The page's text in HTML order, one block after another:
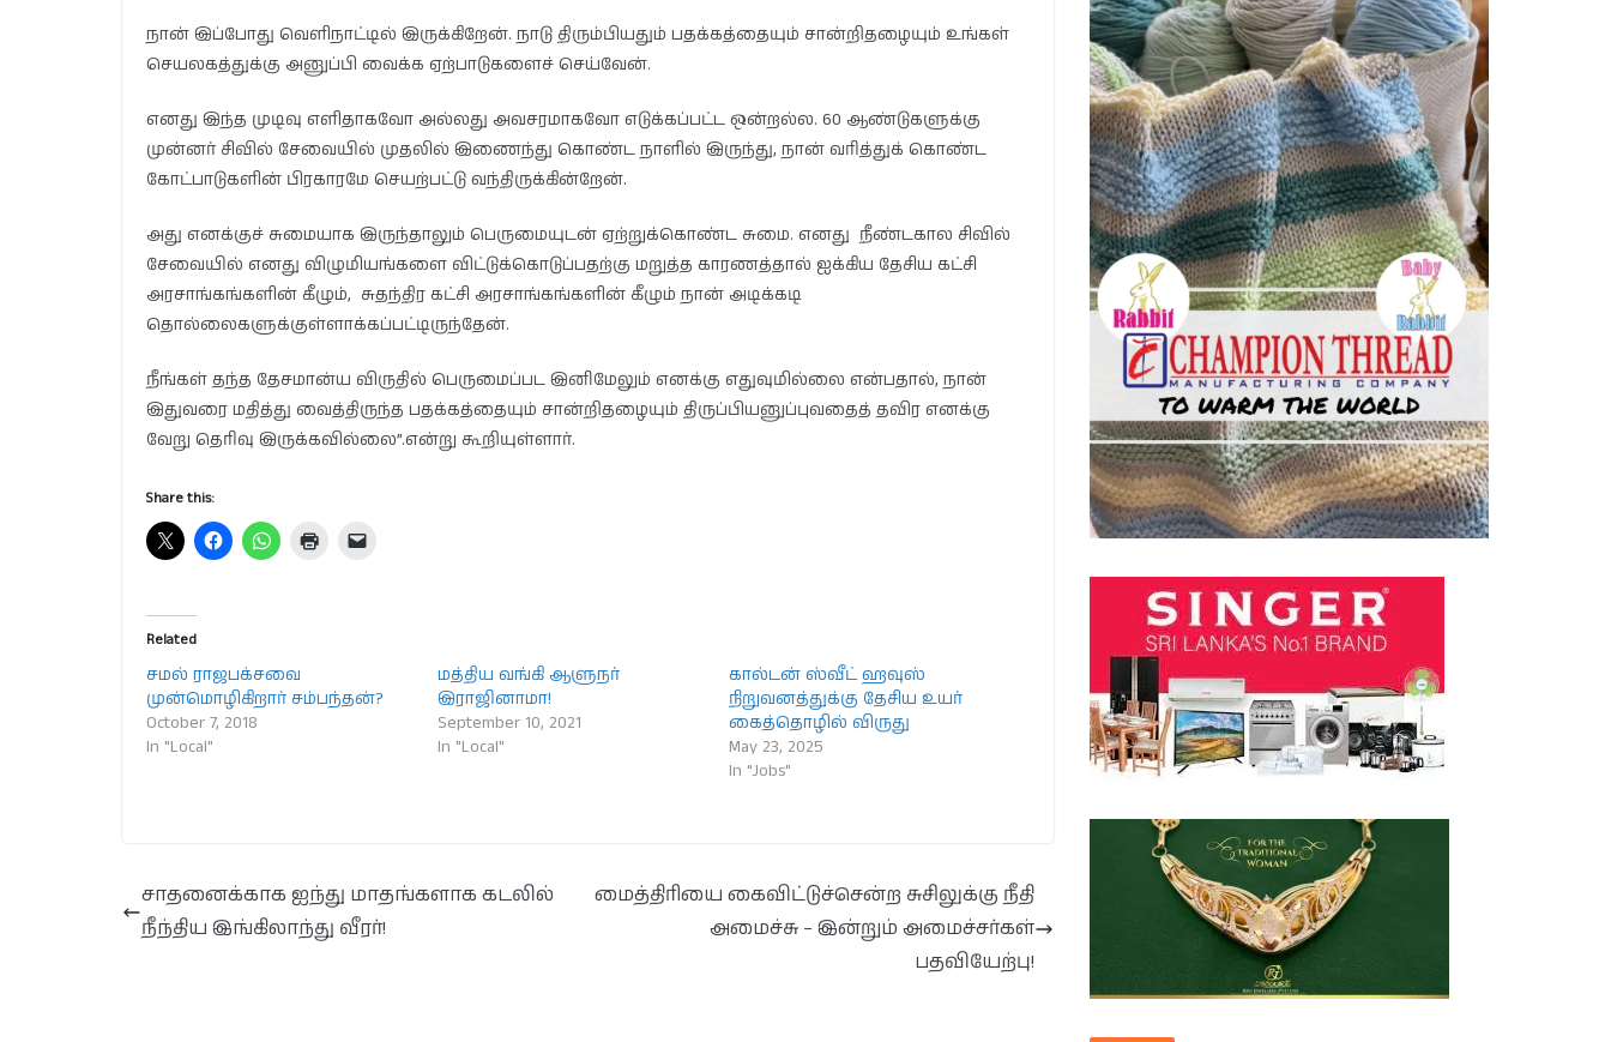
நான் இப்போது வெளிநாட்டில் இருக்கிறேன். நாடு திரும்பியதும் பதக்கத்தையும் சான்றிதழையும் உங்கள்
செயலகத்துக்கு அனுப்பி வைக்க ஏற்பாடுகளைச் செய்வேன்.
எனது இந்த முடிவு எளிதாகவோ அல்லது அவசரமாகவோ எடுக்கப்பட்ட ஒன்றல்ல. 60 ஆண்டுகளுக்கு
முன்னர் சிவில் சேவையில் முதலில் இணைந்து கொண்ட நாளில் இருந்து, நான் வரித்துக் கொண்ட
கோட்பாடுகளின் பிரகாரமே செயற்பட்டு வந்திருக்கின்றேன்.
அது எனக்குச் சுமையாக இருந்தாலும் பெருமையுடன் ஏற்றுக்கொண்ட சுமை. எனது நீண்டகால சிவில்
சேவையில் எனது விழுமியங்களை விட்டுக்கொடுப்பதற்கு மறுத்த காரணத்தால் ஐக்கிய தேசிய கட்சி
அரசாங்கங்களின் கீழும், சுதந்திர கட்சி அரசாங்கங்களின் கீழும் நான் அடிக்கடி
தொல்லைகளுக்குள்ளாக்கப்பட்டிருந்தேன்.
நீங்கள் தந்த தேசமான்ய விருதில் பெருமைப்பட இனிமேலும் எனக்கு எதுவுமில்லை என்பதால், நான்
இதுவரை மதித்து வைத்திருந்த பதக்கத்தையும் சான்றிதழையும் திருப்பியனுப்புவதைத் தவிர எனக்கு
வேறு தெரிவு இருக்கவில்லை”.என்று கூறியுள்ளார்.
Share this:
Related
சமல் ராஜபக்சவை
முன்மொழிகிறார் சம்பந்தன்?
October 7, 2018
In "Local"
மத்திய வங்கி ஆளுநர்
இராஜினாமா!
September 10, 2021
In "Local"
கால்டன் ஸ்வீட் ஹவுஸ்
நிறுவனத்துக்கு தேசிய உயர்
கைத்தொழில் விருது
May 23, 2025
In "Jobs"
சாதனைக்காக ஐந்து மாதங்களாக கடலில்
நீந்திய இங்கிலாந்து வீரர்!
மைத்திரியை கைவிட்டுச்சென்ற சுசிலுக்கு நீதி
அமைச்சு – இன்றும் அமைச்சர்கள்
பதவியேற்பு!